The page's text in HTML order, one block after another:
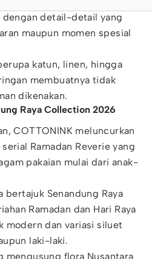
dengan detail-detail yang
maupun momen spesial
katun, linen, hingga
membuatnya tidak
dikenakan.
Raya Collection 2026
COTTONINK meluncurkan
Ramadan Reverie yang
pakaian mulai dari anak-
bertajuk Senandung Raya
Ramadan dan Hari Raya
modern dan variasi siluet
laki-laki.
mengusung flora Nusantara